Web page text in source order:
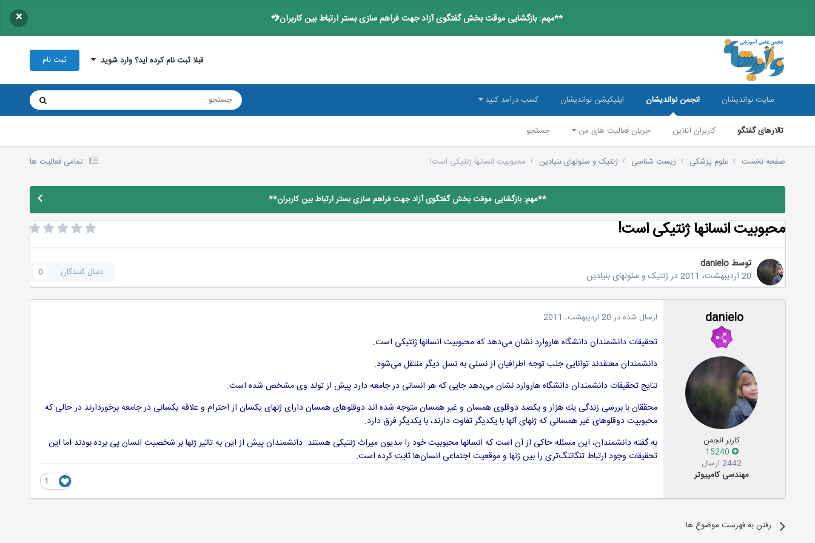
**مهم: بازگشایی موقت بخش گفتگوی آزاد جهت فراهم سازی بستر ارتباط بین کاربران** ×
قبلا ثبت نام کرده اید؟ وارد شوید ثبت نام
سایت نواندیشان انجمن نواندیشان
تالارهای گفتگو کاربران آنلاین جریان فعالیت های من جستجو
اپلیکیشن نواندیشان کسب درآمد کنید
تمامی فعالیت ها صفحه نخست علوم پزشکی زیست شناسی ژنتیک و سلولهای بنیادین محبوبیت انسانها ژنتیكی است!
**مهم: بازگشایی موقت بخش گفتگوی آزاد جهت فراهم سازی بستر ارتباط بین کاربران**
محبوبیت انسانها ژنتیكی است!
توسط danielo
20 اردیبهشت، 2011
درژنتیک و سلولهای بنیادین دنبال کنندگان 0
danielo
کاربر انجمن
2442 ارسال
مهندسی کامپیوتر
ارسال شده در 20 اردیبهشت، 2011
تحقیقات دانشمندان دانشگاه ‌هاروارد نشان می‌دهد كه محبوبیت انسانها ژنتیكی است.
دانشمندان معتقدند توانایی جلب توجه اطرافیان از نسلی به نسل دیگر منتقل می‌شود.
نتایج تحقیقات دانشمندان دانشگاه ‌هاروارد نشان می‌دهد جایی كه هر انسانی در جامعه دارد پیش از تولد وی مشخص شده است.
محققان با بررسی زندگی یك هزار و یكصد دوقلوی همسان و غیر همسان متوجه شده اند دوقلوهای همسان دارای ژنهای یكسان از احترام و علاقه یكسانی در جامعه برخوردارند در حالی كه
محبوبیت دوقلوهای غیر همسانی كه ژنهای آنها با یكدیگر تفاوت دارند، با یكدیگر فرق دارد.
به گفته دانشمندان، این مسئله حاكی از آن است كه انسانها محبوبیت خود را مدیون میراث ژنتیكی هستند. دانشمندان پیش از این به تاثیر ژنها بر شخصیت انسان پی برده بودند اما این
تحقیقات وجود ارتباط تنگاتنگ‌تری را بین ژنها و موقعیت اجتماعی انسان‌ها ثابت كرده است.
1
رفتن به فهرست موضوع ها